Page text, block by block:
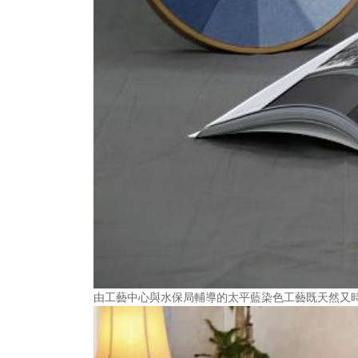
由工藝中心與水保局輔導的太平藍染色工藝既天然又